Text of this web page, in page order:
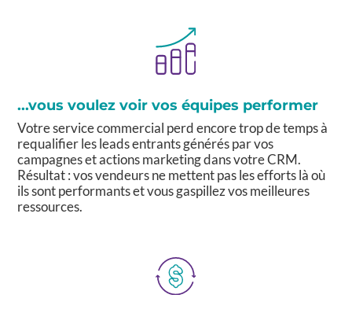
...vous voulez voir vos équipes performer
Votre service commercial perd encore trop de temps à
requalifier les leads entrants générés par vos
campagnes et actions marketing dans votre CRM.
Résultat : vos vendeurs ne mettent pas les efforts là où
ils sont performants et vous gaspillez vos meilleures
ressources.